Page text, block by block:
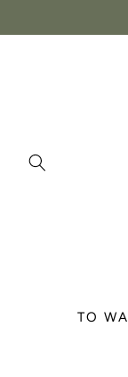
content
TO